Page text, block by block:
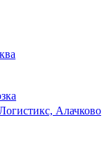
Алачково